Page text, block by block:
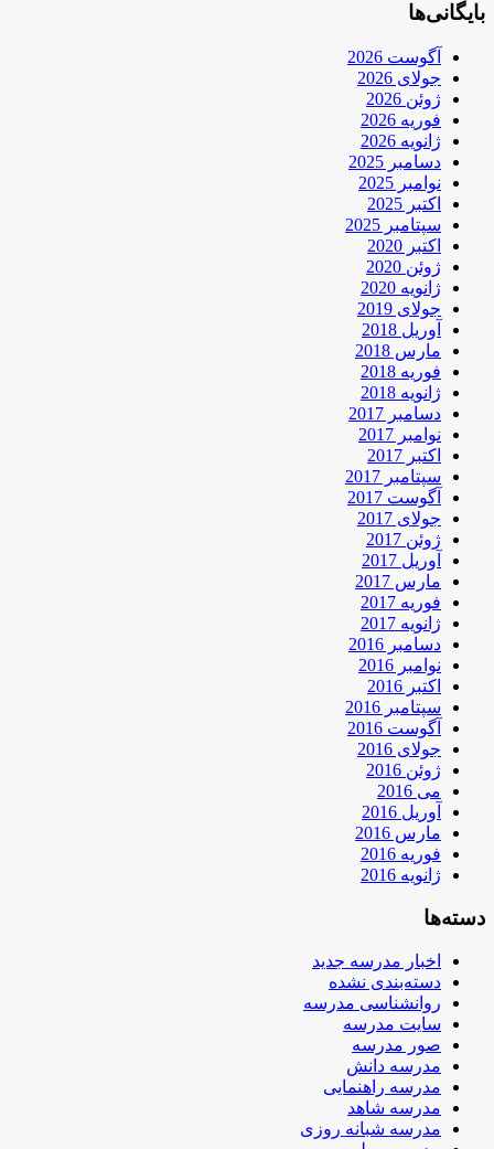
بایگانی‌ها
آگوست 2026
جولای 2026
ژوئن 2026
فوریه 2026
ژانویه 2026
دسامبر 2025
نوامبر 2025
اکتبر 2025
سپتامبر 2025
اکتبر 2020
ژوئن 2020
ژانویه 2020
جولای 2019
آوریل 2018
مارس 2018
فوریه 2018
ژانویه 2018
دسامبر 2017
نوامبر 2017
اکتبر 2017
سپتامبر 2017
آگوست 2017
جولای 2017
ژوئن 2017
آوریل 2017
مارس 2017
فوریه 2017
ژانویه 2017
دسامبر 2016
نوامبر 2016
اکتبر 2016
سپتامبر 2016
آگوست 2016
جولای 2016
ژوئن 2016
می 2016
آوریل 2016
مارس 2016
فوریه 2016
ژانویه 2016
دسته‌ها
اخبار مدرسه جدید
دسته‌بندی نشده
روانشناسی مدرسه
سایت مدرسه
صور مدرسه
مدرسه دانش
مدرسه راهنمایی
مدرسه شاهد
مدرسه شبانه روزی